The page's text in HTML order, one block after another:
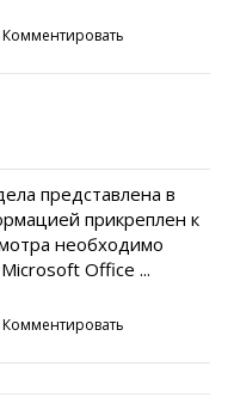
Комментировать
представлена в
прикреплен к
необходимо
Office ...
Комментировать